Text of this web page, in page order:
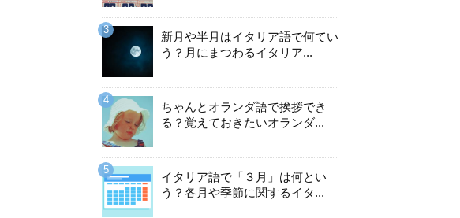
新月や半月はイタリア語で何てい
う？月にまつわるイタリア...
ちゃんとオランダ語で挨拶でき
る？覚えておきたいオランダ...
イタリア語で「３月」は何とい
う？各月や季節に関するイタ...